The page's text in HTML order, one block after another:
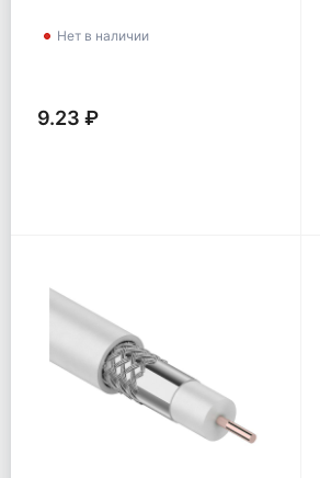
Нет в наличии
9.23 ₽